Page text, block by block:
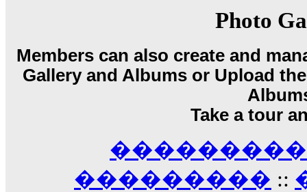
Echo, ���� �� ������� ��
������ �� �����.. "������" ���
15:33
��������� ����, ���������
����� ��������� ��
������! ��� ������ �� �����...
������� ���� ���� ������;
Photo
Members can also create and
Gallery and Albums or Upload
Take a tour
���������
��������� ::